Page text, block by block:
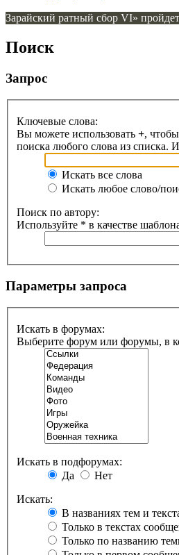
Зарайский ратный сбор VI»
Поиск
Запрос
Ключевые слова:
Вы можете использовать +,
поиска любого слова из списка.
Искать все слова
Искать любое слово/
Поиск по автору:
Используйте * в качестве
Параметры запроса
Искать в форумах:
Выберите форум или форумы, в
Искать в подфорумах:
Да
Нет
Искать:
В названиях тем и
Только в текстах
Только по названию